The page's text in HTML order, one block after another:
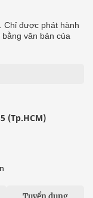
Chỉ được phát hành
văn bản của
(Tp.HCM)